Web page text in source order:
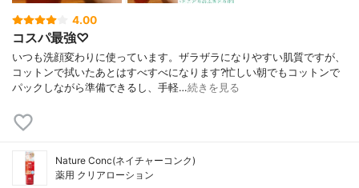
4.00
コスパ最強♡
いつも洗顔変わりに使っています。ザラザラになりやすい肌質ですが、
コットンで拭いたあとはすべすべになります?忙しい朝でもコットンで
パックしながら準備できるし、手軽…続きを見る
Nature Conc(ネイチャーコンク)
薬用 クリアローション